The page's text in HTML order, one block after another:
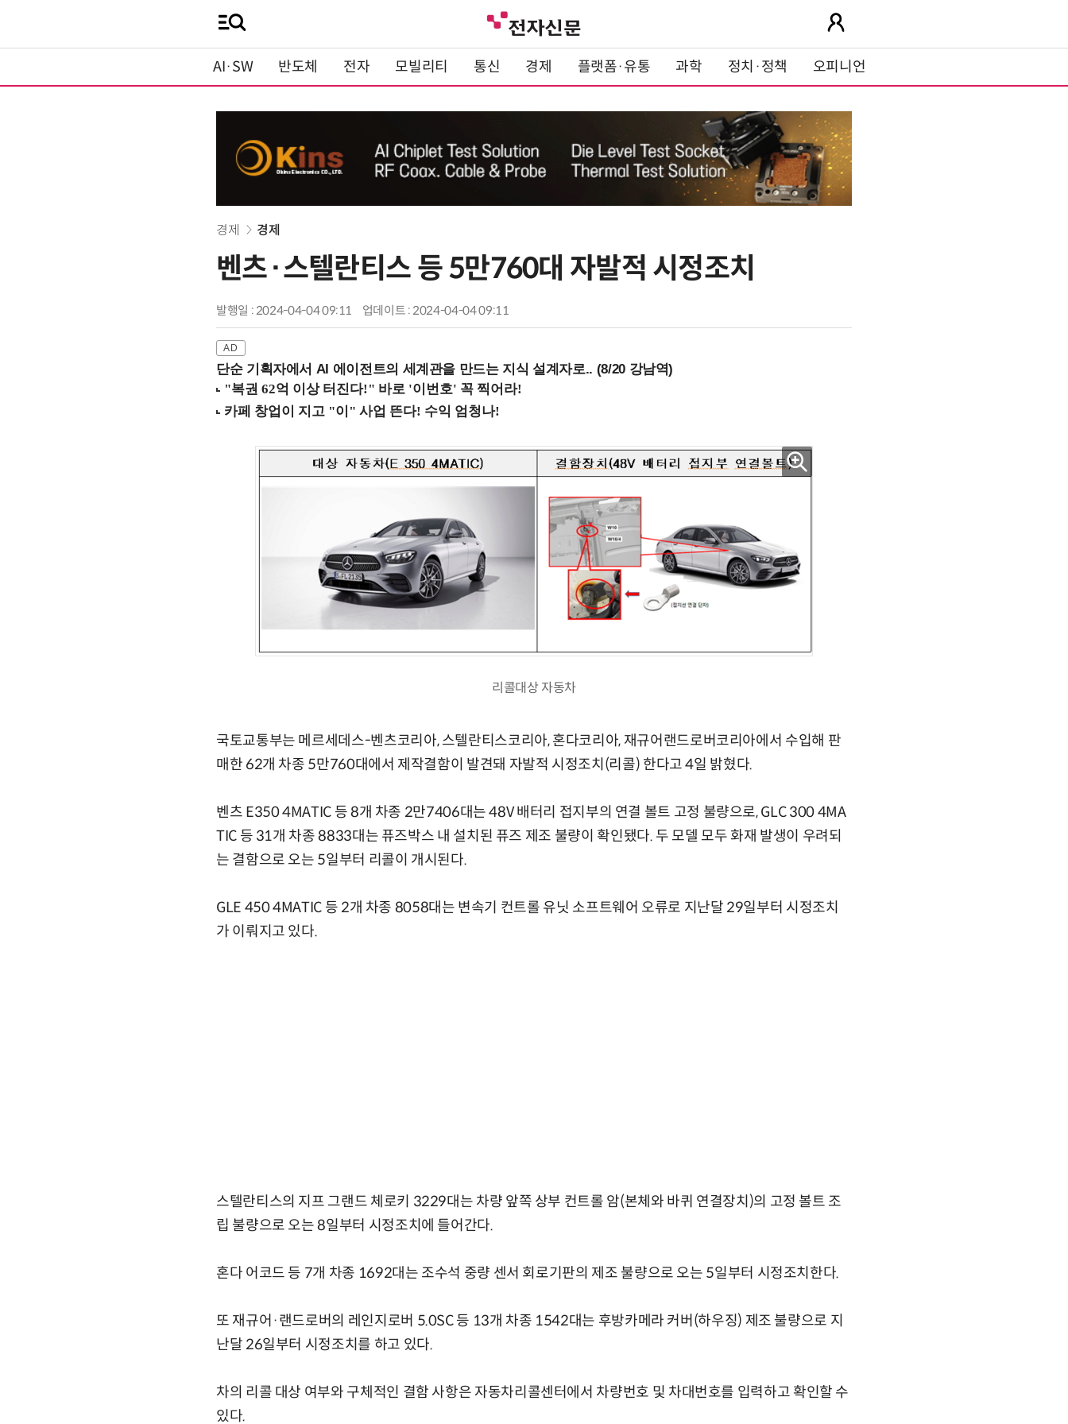
AI·SW 반도체 전자 모빌리티 통신 경제 플랫폼·유통 과학 정치·정책 오피니언
경제 경제
벤츠·스텔란티스 등 5만760대 자발적 시정조치
발행일 : 2024-04-04 09:11 업데이트 : 2024-04-04 09:11
단순 기획자에서 AI 에이전트의 세계관을 만드는 지식 설계자로.. (8/20 강남역)
리콜대상 자동차
국토교통부는 메르세데스-벤츠코리아, 스텔란티스코리아, 혼다코리아, 재규어랜드로버코리아에서 수입해 판
매한 62개 차종 5만760대에서 제작결함이 발견돼 자발적 시정조치(리콜) 한다고 4일 밝혔다.
벤츠 E350 4MATIC 등 8개 차종 2만7406대는 48V 배터리 접지부의 연결 볼트 고정 불량으로, GLC 300 4MA
TIC 등 31개 차종 8833대는 퓨즈박스 내 설치된 퓨즈 제조 불량이 확인됐다. 두 모델 모두 화재 발생이 우려되
는 결함으로 오는 5일부터 리콜이 개시된다.
GLE 450 4MATIC 등 2개 차종 8058대는 변속기 컨트롤 유닛 소프트웨어 오류로 지난달 29일부터 시정조치
가 이뤄지고 있다.
스텔란티스의 지프 그랜드 체로키 3229대는 차량 앞쪽 상부 컨트롤 암(본체와 바퀴 연결장치)의 고정 볼트 조
립 불량으로 오는 8일부터 시정조치에 들어간다.
혼다 어코드 등 7개 차종 1692대는 조수석 중량 센서 회로기판의 제조 불량으로 오는 5일부터 시정조치한다.
또 재규어·랜드로버의 레인지로버 5.0SC 등 13개 차종 1542대는 후방카메라 커버(하우징) 제조 불량으로 지
난달 26일부터 시정조치를 하고 있다.
차의 리콜 대상 여부와 구체적인 결함 사항은 자동차리콜센터에서 차량번호 및 차대번호를 입력하고 확인할 수
있다.